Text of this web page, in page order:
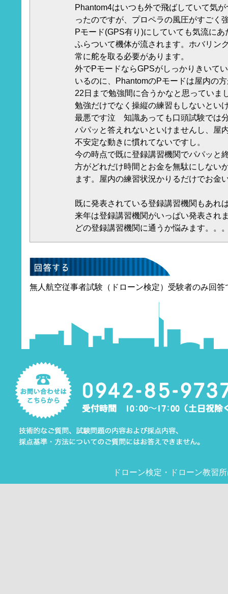
Phantom4はいつも外で飛ばしていて気
ったのですが、プロペラの風圧がすごく
Pモード(GPS有り)にしていても気流にあ
ふらついて機体が流されます。ホバリン
常に舵を取る必要があります。
外でPモードならGPSがしっかりきいて
いるのに、PhantomのPモードは屋内の
22日まで勉強間に合うかなと思っていま
勉強だけでなく操縦の練習もしないとい
最悪です泣 知識あっても口頭試験では
パパッと答えれないといけませんし、屋
不安定な動きに慣れてないですし。
今の時点で既に登録講習機関でパパッと
方がどれだけ時間とお金を無駄にしない
ます。屋内の練習状況かりるだけでお金
既に発表されている登録講習機関もあれ
来年は登録講習機関がいっぱい発表され
どの登録講習機関に通うか悩みます。。
無人航空従事者試験（ドローン検定）受験者のみ回答
ドローン検定 ・ ドローン教習所